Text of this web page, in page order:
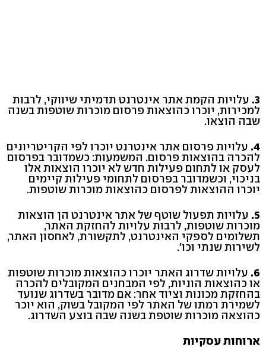
3. עלויות הקמת אתר אינטרנט תדמיתי שיווקי, לרבות
למכירות, יוכרו כהוצאות פרסום מוכרות שוטפות בשנה
שבה הוצאו.
4. עלויות פרסום אתר אינטרנט יוכרו לפי הקריטריונים
להכרה בהוצאות פרסום. המשמעות: כשמדובר בפרסום
לעסק או לתחום פעילות חדש לא יוכרו הוצאות אלו
בניכוי, וכשמדובר בפרסום לתחומי פעילות קיימים
יוכרו ההוצאות לפרסום כהוצאות מוכרות שוטפות.
5. עלויות תפעול שוטף של אתר אינטרנט הן הוצאות
מוכרות שוטפות, לרבות עלויות להחזקת האתר,
תשלומים לספקי האינטרנט, לתקשורת, לאחסון האתר,
לשירות שנתי וכו'.
6. עלויות שדרוג האתר יוכרו כהוצאות מוכרות שוטפות
או כהוצאות הוניות, לפי המבחנים המקובלים להכרה
בהחזקת מכונות וציוד אחר: אם מדובר בשדרוג שנועד
לשמירת רמתו של האתר לפי המקובל בשוק, הוא יוכר
כהוצאה מוכרות שוטפת בשנה שבה בוצע השדרוג.
ארוחות עסקיות